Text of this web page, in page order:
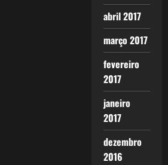
abril 2017
março 2017
fevereiro
2017
janeiro
2017
dezembro
2016